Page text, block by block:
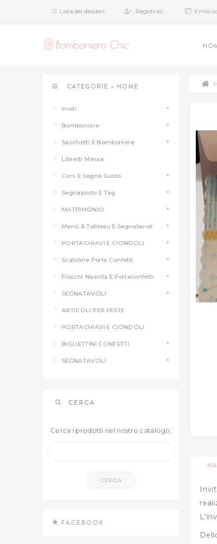
Lista dei desideri Registrati Il mio
CATEGORIE » HOME
Inviti
Bomboniere
Sacchetti E Bomboniere
Libretti Messa
Coni E Segna Gusto
Segnaposto E Tag
MATRIMONIO
Menù & Tableau E Segnatavoli
PORTACHIAVI E CIONDOLI
Scatoline Porta Confetti
Fiocchi Nascita E Portaconfetti
SEGNATAVOLI
ARTICOLI PER FESTE
PORTACHIAVI E CIONDOLI
BIGLIETTINI CONFETTI
SEGNATAVOLI
CERCA
Cerca i prodotti nel nostro catalogo:
CERCA
FACEBOOK